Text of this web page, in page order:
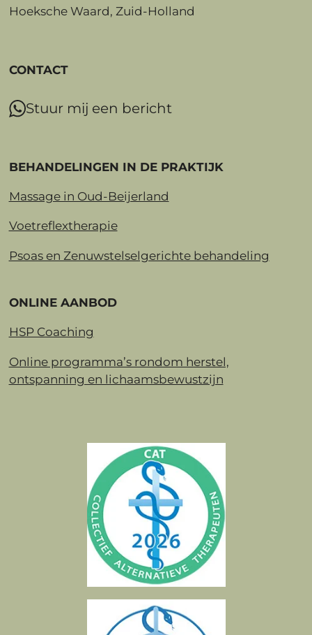
Hoeksche Waard, Zuid-Holland
CONTACT
Stuur mij een bericht
BEHANDELINGEN IN DE PRAKTIJK
Massage in Oud-Beijerland
Voetreflextherapie
Psoas en Zenuwstelselgerichte behandeling
ONLINE AANBOD
HSP Coaching
Online programma’s rondom herstel,
ontspanning en lichaamsbewustzijn